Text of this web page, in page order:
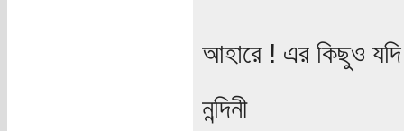
আহারে ! এর কিছুও
নন্দিনী